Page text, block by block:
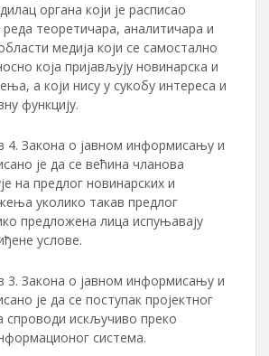
органа који је расписао
реда теоретичара, аналитичара и
медија који се самостално
која пријављују новинарска и
а који нису у сукобу интереса и
функцију.
4. Закона о јавном информисању и
је да се већина чланова
на предлог новинарских и
уколико такав предлог
предложена лица испуњавају
услове.
3. Закона о јавном информисању и
је да се поступак пројектног
спроводи искључиво преко
система.